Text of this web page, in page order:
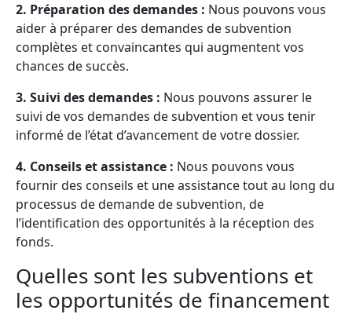
2. Préparation des demandes : Nous pouvons vous
aider à préparer des demandes de subvention
complètes et convaincantes qui augmentent vos
chances de succès.
3. Suivi des demandes : Nous pouvons assurer le
suivi de vos demandes de subvention et vous tenir
informé de l’état d’avancement de votre dossier.
4. Conseils et assistance : Nous pouvons vous
fournir des conseils et une assistance tout au long du
processus de demande de subvention, de
l’identification des opportunités à la réception des
fonds.
Quelles sont les subventions et
les opportunités de financement